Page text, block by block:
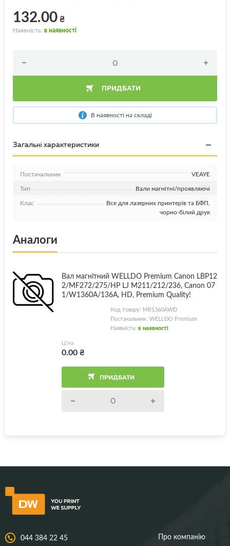
132.00₴
Наявність: в наявності
ПРИДБАТИ
В наявності на складі
Загальні характеристики
Постачальник
VEAYE
Тип
Вали магнітні/проявляючі
Клас
Все для лазерних принтерів та БФП,
чорно-білий друк
Аналоги
Вал магнітний WELLDO Premium Canon LBP12
2/MF272/275/HP LJ M211/212/236, Canon 07
1/W1360A/136A, HD, Premium Quality!
Код товару: MR1360AWD
Постачальник: WELLDO Premium
Наявність: в наявності
Ціна
0.00₴
ПРИДБАТИ
044 384 22 45
Про компанію